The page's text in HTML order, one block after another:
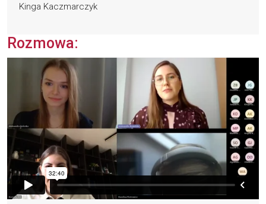
Kinga Kaczmarczyk
Rozmowa: